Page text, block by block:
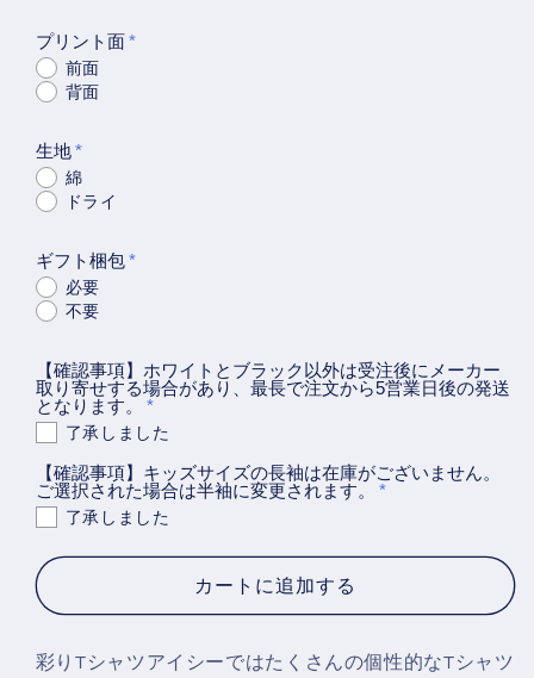
文
字
脱
系
半
T
シ
ャ
【戦
力
外
(横)
(立
体
文
お
も
【戦
力
(横)
(立
文
字)】
お
も
プリント面
前面
背面
生地
綿
ドライ
ギフト梱包
必要
不要
【確認事項】ホワイトとブラック以外は受注後にメーカー
取り寄せする場合があり、最長で注文から5営業日後の発送
となります。
了承しました
【確認事項】キッズサイズの長袖は在庫がございません。
ご選択された場合は半袖に変更されます。
了承しました
カートに追加する
彩りTシャツアイシーではたくさんの個性的なTシャツ